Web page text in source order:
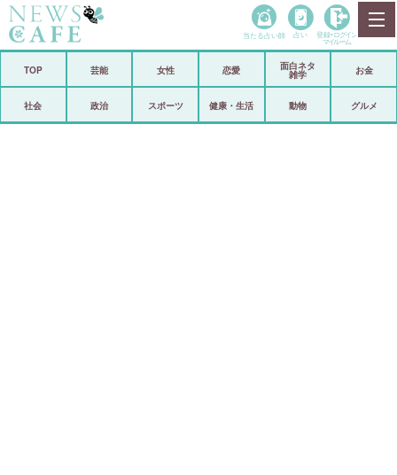
政治
当たる占い師 占い 登録• ログイン
マイルーム
TOP 芸能 女性 恋愛
面白ネタ
雑学
お金
社会 政治 スポーツ 健康・生活 動物 グルメ